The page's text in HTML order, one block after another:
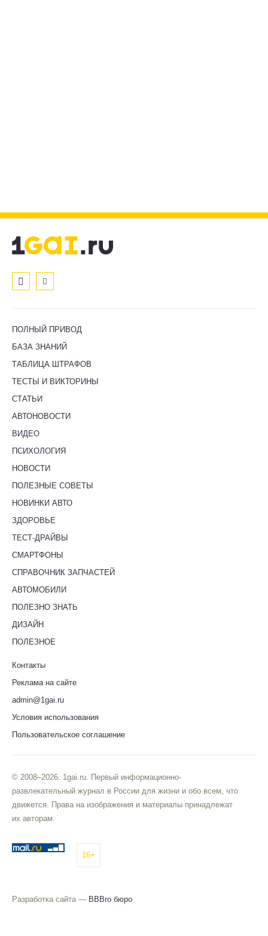
ПОЛНЫЙ ПРИВОД
БАЗА ЗНАНИЙ
ТАБЛИЦА ШТРАФОВ
ТЕСТЫ И ВИКТОРИНЫ
СТАТЬИ
АВТОНОВОСТИ
ВИДЕО
ПСИХОЛОГИЯ
НОВОСТИ
ПОЛЕЗНЫЕ СОВЕТЫ
НОВИНКИ АВТО
ЗДОРОВЬЕ
ТЕСТ-ДРАЙВЫ
СМАРТФОНЫ
СПРАВОЧНИК ЗАПЧАСТЕЙ
АВТОМОБИЛИ
ПОЛЕЗНО ЗНАТЬ
ДИЗАЙН
ПОЛЕЗНОЕ
Контакты
Реклама на сайте
admin@1gai.ru
Условия использования
Пользовательское соглашение
© 2008–2026. 1gai.ru. Первый информационно-
развлекательный журнал в России для жизни и обо всем, что
движется. Права на изображения и материалы принадлежат
их авторам.
16+
Разработка сайта — BBBro бюро